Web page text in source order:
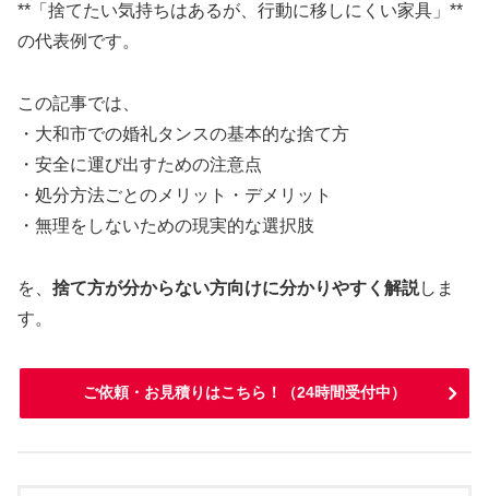
**「捨てたい気持ちはあるが、行動に移しにくい家具」**
の代表例です。
この記事では、
・大和市での婚礼タンスの基本的な捨て方
・安全に運び出すための注意点
・処分方法ごとのメリット・デメリット
・無理をしないための現実的な選択肢
を、 捨て方が分からない方向けに分かりやすく解説しま
す。
ご依頼・お見積りはこちら！（24時間受付中）